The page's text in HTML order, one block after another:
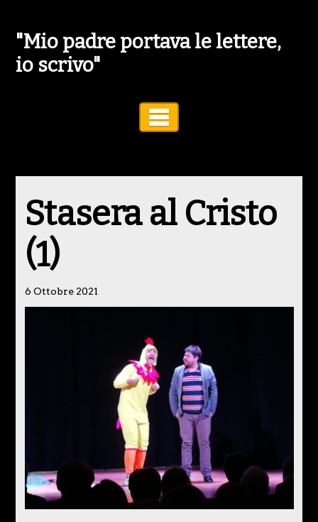
"Mio padre portava le lettere,
io scrivo"
Stasera al Cristo
(1)
6 Ottobre 2021